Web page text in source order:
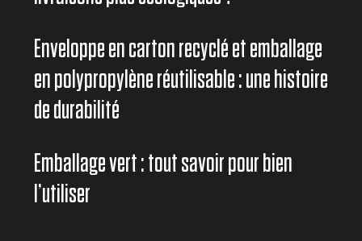
Enveloppe en carton recyclé et emballage
en polypropylène réutilisable : une histoire
de durabilité
Emballage vert : tout savoir pour bien
l’utiliser